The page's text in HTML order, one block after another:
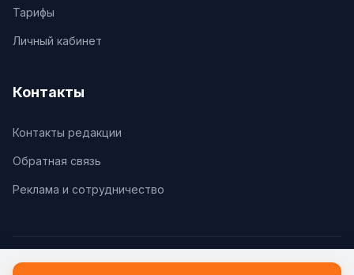
Тарифы
Личный кабинет
Контакты
Контакты редакции
Обратная связь
Реклама и сотрудничество